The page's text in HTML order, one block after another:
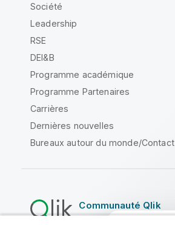
Société
Leadership
RSE
DEI&B
Programme académique
Programme Partenaires
Carrières
Dernières nouvelles
Bureaux autour du monde/Contact
Communauté Qlik